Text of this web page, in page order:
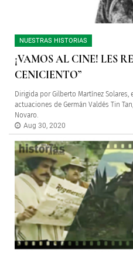
NUESTRAS HISTORIAS
¡VAMOS AL CINE! LES
CENICIENTO”
Dirigida por Gilberto Martínez Solares,
actuaciones de Germán Valdés Tin
Novaro.
Aug 30, 2020